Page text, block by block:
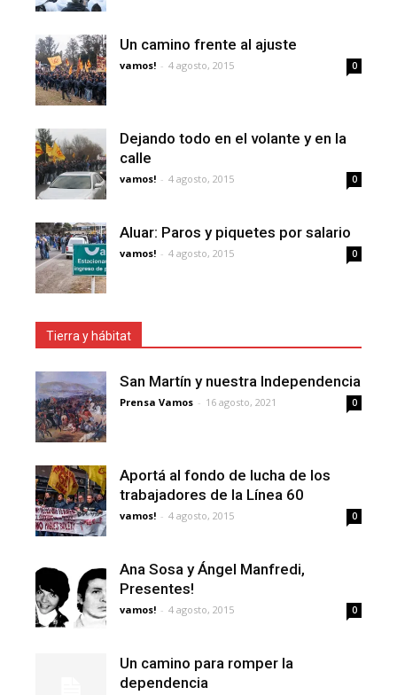
Un camino frente al ajuste
vamos! - 4 agosto, 2015 0
Dejando todo en el volante y en la
calle
vamos! - 4 agosto, 2015 0
Aluar: Paros y piquetes por salario
vamos! - 4 agosto, 2015 0
Tierra y hábitat
San Martín y nuestra Independencia
Prensa Vamos - 16 agosto, 2021 0
Aportá al fondo de lucha de los
trabajadores de la Línea 60
vamos! - 4 agosto, 2015 0
Ana Sosa y Ángel Manfredi,
Presentes!
vamos! - 4 agosto, 2015 0
Un camino para romper la
dependencia